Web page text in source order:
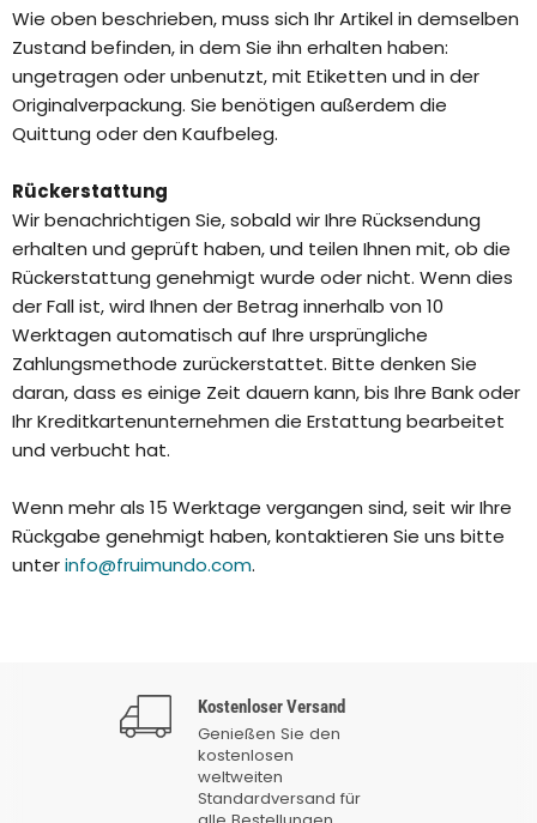
Wie oben beschrieben, muss sich Ihr Artikel in demselben
Zustand befinden, in dem Sie ihn erhalten haben:
ungetragen oder unbenutzt, mit Etiketten und in der
Originalverpackung. Sie benötigen außerdem die
Quittung oder den Kaufbeleg.
Rückerstattung
Wir benachrichtigen Sie, sobald wir Ihre Rücksendung
erhalten und geprüft haben, und teilen Ihnen mit, ob die
Rückerstattung genehmigt wurde oder nicht. Wenn dies
der Fall ist, wird Ihnen der Betrag innerhalb von 10
Werktagen automatisch auf Ihre ursprüngliche
Zahlungsmethode zurückerstattet. Bitte denken Sie
daran, dass es einige Zeit dauern kann, bis Ihre Bank oder
Ihr Kreditkartenunternehmen die Erstattung bearbeitet
und verbucht hat.
Wenn mehr als 15 Werktage vergangen sind, seit wir Ihre
Rückgabe genehmigt haben, kontaktieren Sie uns bitte
unterinfo@fruimundo.com.
Kostenloser Versand
Genießen Sie den
kostenlosen
weltweiten
Standardversand für